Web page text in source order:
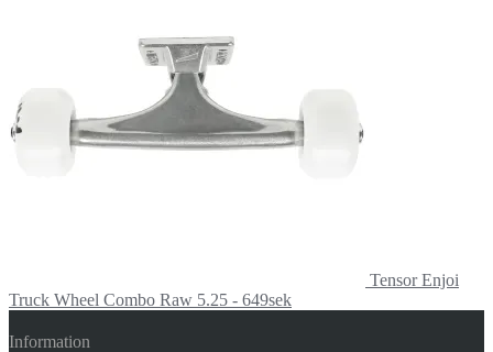
Tensor Enjoi
Truck Wheel Combo Raw 5.25 - 649sek
Information